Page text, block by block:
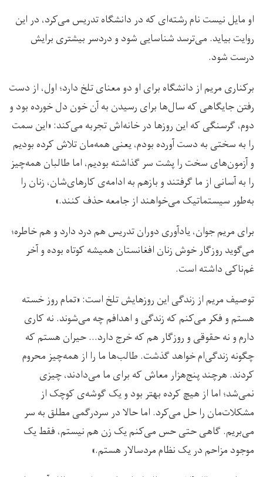
او مایل نیست نام رشته‌ای که در دانشگاه تدریس می‌کرد، در این
روایت بیاید. می‌ترسد شناسایی شود و دردسر بیشتری برایش
درست شود.
برکناری مریم از دانشگاه برای او دو معنای تلخ دارد؛ اول، از دست
رفتن جایگاهی که سال‌ها برای رسیدن به آن خون دل خورده بود و
دوم، گرسنگی که این روزها در خانه‌اش تجربه می‌کند: «این سمت
را به سختی به دست آورده بودم، یعنی همه‌مان تلاش کرده بودیم
و آزمون‌های سخت را پشت سر گذاشته بودیم، اما طالبان همه‌چیز
را به آسانی از ما گرفتند و بازهم به ادامه‌ی کارهای‌شان، زنان را
به‌طور سیستماتیک می‌خواهند از جامعه حذف کنند.»
برای مریم جوان، یادآوری دوران تدریس هم درد دارد و هم خاطره؛
می‌گوید روزگار خوش زنان افغانستان همیشه کوتاه بوده و آخر
غم‌ناکی داشته است.
توصیف مریم از زندگی این روزهایش تلخ است: «تمام روز خسته
هستم و فکر می‌کنم که زندگی و اهدافم چه می‌شوند. نه کاری
دارم و نه حقوقی و روزگار هم که خرج دارد… حیران هستم که
چگونه زندگی‌ام خواهد گذشت. طالب‌ها ما را از همه‌چیز محروم
کردند. هرچند پنج‌هزار معاش که برای ما می‌دادند، چیزی
نمی‌شد؛ اما از هیچ‌ کرده بهتر بود و یک گوشه‌ی کوچک از
مشکلات‌مان را حل می‌کرد. اما حالا در سردرگمی مطلق به سر
می‌بریم. گاهی حتی حس می‌کنم یک زن هم نیستم، فقط یک
موجود مزاحم در یک نظام مردسالار هستم.»